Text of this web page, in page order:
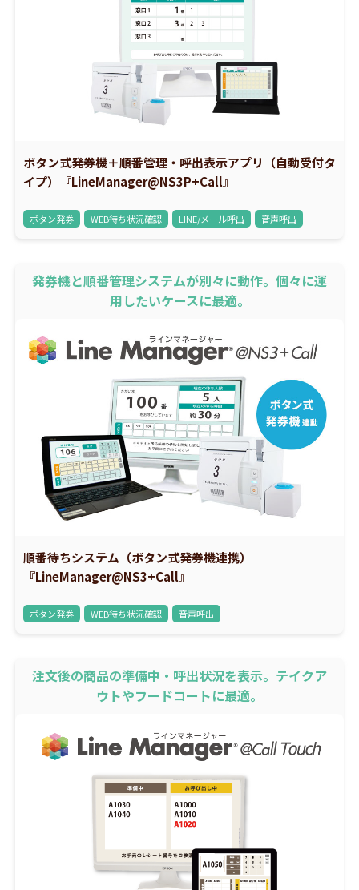
ボタン式発券機＋順番管理・呼出表示アプリ（自動受付タ
イプ）『LineManager@NS3P+Call』
ボタン発券 WEB待ち状況確認 LINE/メール呼出 音声呼出
発券機と順番管理システムが別々に動作。個々に運
用したいケースに最適。
順番待ちシステム（ボタン式発券機連携）
『LineManager@NS3+Call』
ボタン発券 WEB待ち状況確認 音声呼出
注文後の商品の準備中・呼出状況を表示。テイクア
ウトやフードコートに最適。